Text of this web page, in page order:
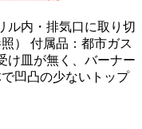
ル内・排気口に取り切
） 付属品：都市ガス
け皿が無く、バーナー
凹凸の少ないトップ